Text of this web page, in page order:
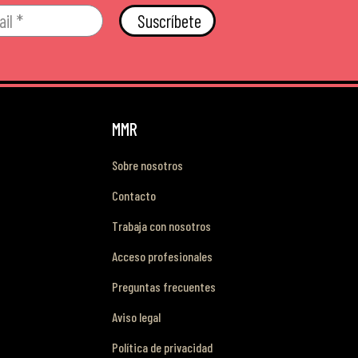
Suscríbete
MMR
Sobre nosotros
Contacto
Trabaja con nosotros
Acceso profesionales
Preguntas frecuentes
Aviso legal
Política de privacidad